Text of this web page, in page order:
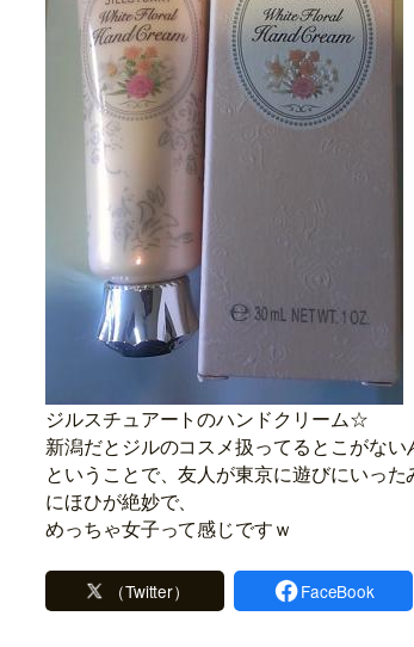
ジルスチュアートのハンドクリーム☆
新潟だとジルのコスメ扱ってるとこがない
ということで、友人が東京に遊びにいっ
にほひが絶妙で、
めっちゃ女子って感じですｗ
（Twitter） FaceBook